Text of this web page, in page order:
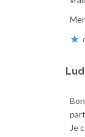
Je